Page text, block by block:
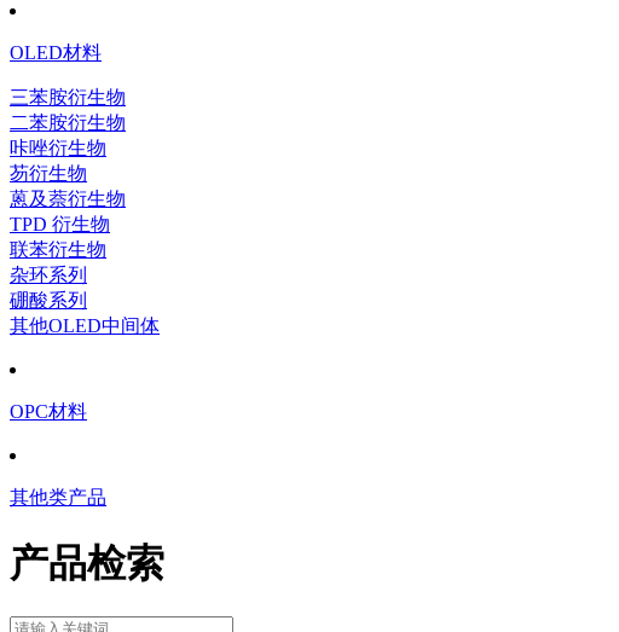
OLED材料
三苯胺衍生物
二苯胺衍生物
咔唑衍生物
芴衍生物
蒽及萘衍生物
TPD 衍生物
联苯衍生物
杂环系列
硼酸系列
其他OLED中间体
OPC材料
其他类产品
产品检索